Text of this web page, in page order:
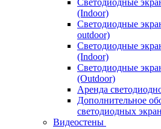
Светодиодные
(Indoor)
Светодиодные
outdoor)
Светодиодные
(Indoor)
Светодиодные
(Outdoor)
Аренда
Дополнительное
светодиодных
Видеостены